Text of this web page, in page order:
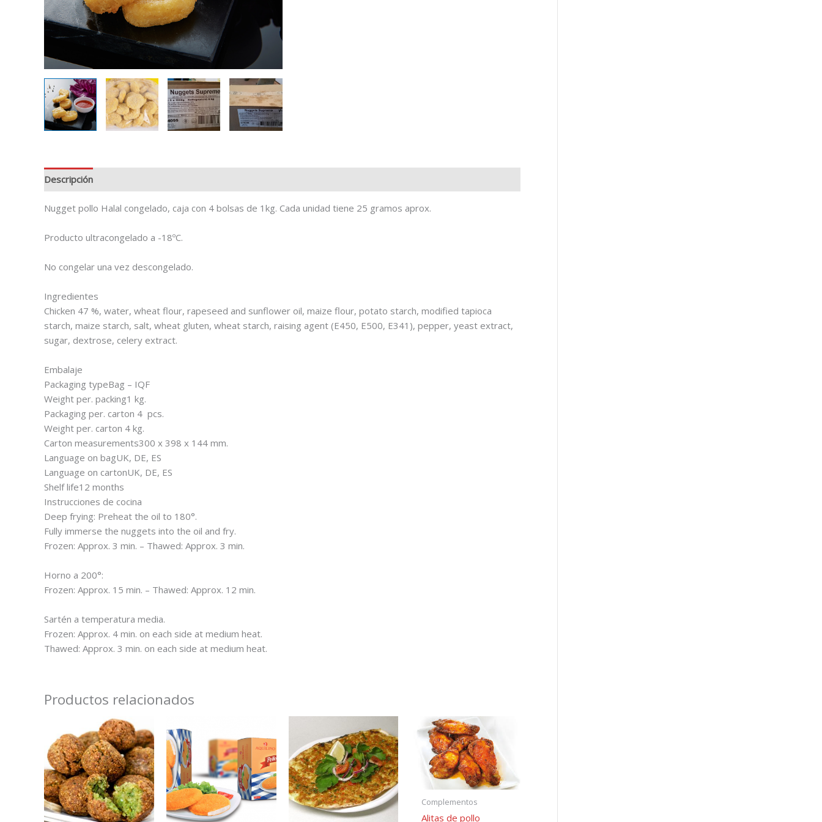
Descripción
Nugget pollo Halal congelado, caja con 4 bolsas de 1kg. Cada unidad tiene 25 gramos aprox.
Producto ultracongelado a -18ºC.
No congelar una vez descongelado.
Ingredientes
Chicken 47 %, water, wheat flour, rapeseed and sunflower oil, maize flour, potato starch, modified tapioca
starch, maize starch, salt, wheat gluten, wheat starch, raising agent (E450, E500, E341), pepper, yeast extract,
sugar, dextrose, celery extract.
Embalaje
Packaging typeBag – IQF
Weight per. packing1 kg.
Packaging per. carton 4 pcs.
Weight per. carton 4 kg.
Carton measurements300 x 398 x 144 mm.
Language on bagUK, DE, ES
Language on cartonUK, DE, ES
Shelf life12 months
Instrucciones de cocina
Deep frying: Preheat the oil to 180°.
Fully immerse the nuggets into the oil and fry.
Frozen: Approx. 3 min. – Thawed: Approx. 3 min.
Horno a 200°:
Frozen: Approx. 15 min. – Thawed: Approx. 12 min.
Sartén a temperatura media.
Frozen: Approx. 4 min. on each side at medium heat.
Thawed: Approx. 3 min. on each side at medium heat.
Productos relacionados
Complementos
Alitas de pollo